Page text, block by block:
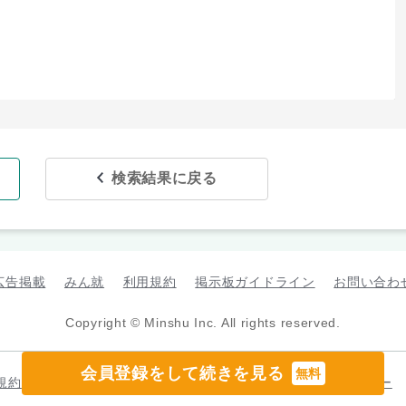
会員登録をして続きを見る 無料
検索結果に戻る
告掲載 みん就 利用規約 掲示板ガイドライン お問い合わ
Copyright © Minshu Inc. All rights reserved.
約 プライバシーポリシー カスタマーハラスメントポリシー